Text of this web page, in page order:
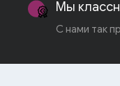
Мы
С нами так